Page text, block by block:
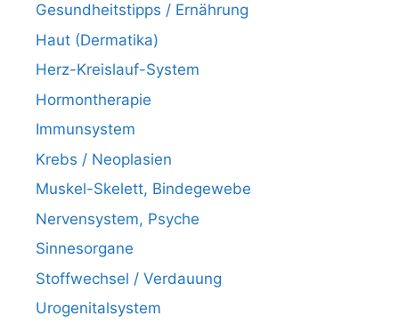
Gesundheitstipps / Ernährung
Haut (Dermatika)
Herz-Kreislauf-System
Hormontherapie
Immunsystem
Krebs / Neoplasien
Muskel-Skelett, Bindegewebe
Nervensystem, Psyche
Sinnesorgane
Stoffwechsel / Verdauung
Urogenitalsystem